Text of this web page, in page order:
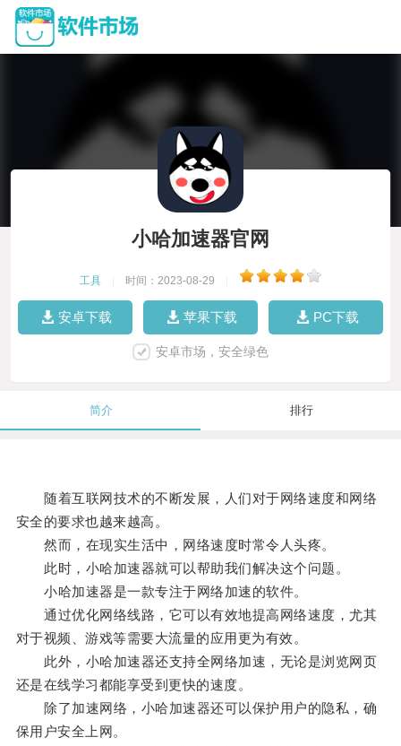
小哈加速器官网
工具 时间：2023-08-29
安卓下载 苹果下载 PC下载
安卓市场，安全绿色
简介 排行
随着互联网技术的不断发展，人们对于网络速度和网络
安全的要求也越来越高。
然而，在现实生活中，网络速度时常令人头疼。
此时，小哈加速器就可以帮助我们解决这个问题。
小哈加速器是一款专注于网络加速的软件。
通过优化网络线路，它可以有效地提高网络速度，尤其
对于视频、游戏等需要大流量的应用更为有效。
此外，小哈加速器还支持全网络加速，无论是浏览网页
还是在线学习都能享受到更快的速度。
除了加速网络，小哈加速器还可以保护用户的隐私，确
保用户安全上网。